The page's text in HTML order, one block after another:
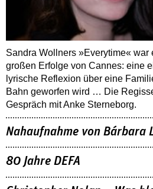
Sandra Wollners »Everytime« war
großen Erfolge von Cannes: eine
lyrische Reflexion über eine
Bahn geworfen wird … Die
Gespräch mit Anke Sterneborg.
Nahaufnahme von Bárbara
80 Jahre DEFA